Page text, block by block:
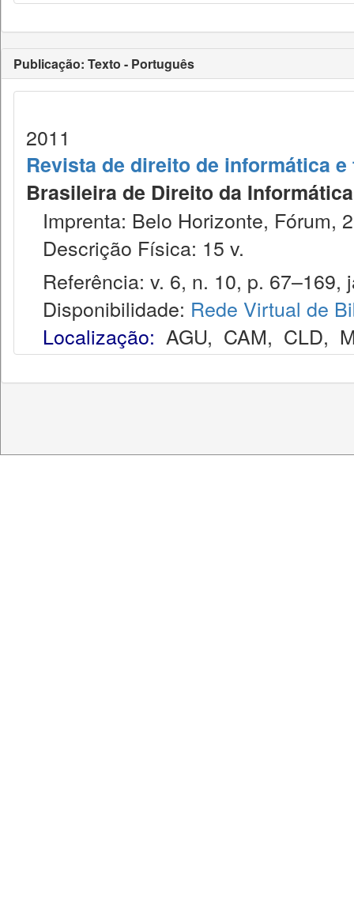
Publicação: Texto - Português
2011
Revista de direito de informática
Brasileira de Direito da
Imprenta: Belo Horizonte, Fórum,
Descrição Física: 15 v.
Referência: v. 6, n. 10, p. 67–169,
Disponibilidade: Rede Virtual de
Localização: AGU, CAM, CLD,